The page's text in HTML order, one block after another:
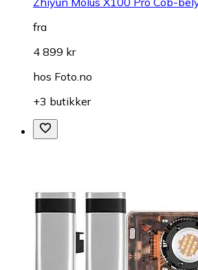
fra
4 899 kr
hos Foto.no
+3 butikker